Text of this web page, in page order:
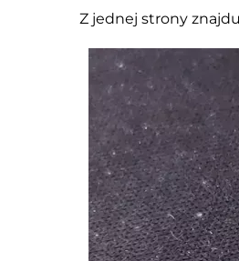
Z jednej strony